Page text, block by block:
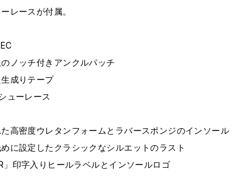
レースが付属。
ノッチ付きアンクルパッチ
成りテープ
ューレース
た高密度ウレタンフォームとラバースポンジのインソール
に設定したクラシックなシルエットのラスト
」印字入りヒールラベルとインソールロゴ